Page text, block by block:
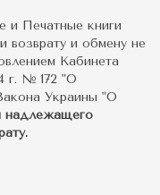
и Печатные книги
возврату и обмену не
Кабинета
г. № 172 "О
Украины "О
надлежащего